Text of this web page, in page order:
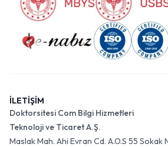
İLETİŞİM
Doktorsitesi Com Bilgi Hizmetleri
Teknoloji ve Ticaret A.Ş.
Maslak Mah. Ahi Evran Cd. A.O.S 55 Sokak